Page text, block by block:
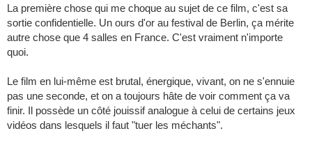
La première chose qui me choque au sujet de ce film, c'est sa
sortie confidentielle. Un ours d'or au festival de Berlin, ça mérite
autre chose que 4 salles en France. C'est vraiment n'importe
quoi.
Le film en lui-même est brutal, énergique, vivant, on ne s'ennuie
pas une seconde, et on a toujours hâte de voir comment ça va
finir. Il possède un côté jouissif analogue à celui de certains jeux
vidéos dans lesquels il faut "tuer les méchants".